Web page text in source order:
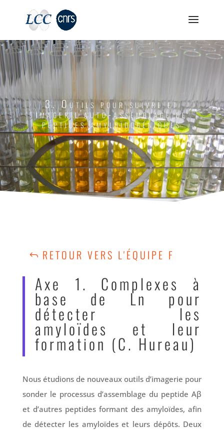
3. Outils pour suivre et
imager l’auto-assemblage de
peptides amyloïdogéniques
RETOUR VERS L'ÉQUIPE F
Axe 1. Complexes à
base de Ln pour
détecter les
amyloïdes et leur
formation (C. Hureau)
Nous étudions de nouveaux outils d’imagerie pour
sonder le processus d’assemblage du peptide Aβ
et d’autres peptides formant des amyloïdes, afin
de détecter les amyloïdes et leurs dépôts. Deux